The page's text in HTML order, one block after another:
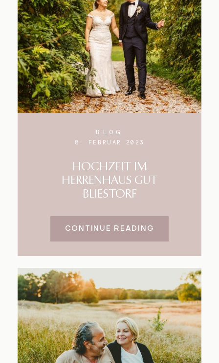
BLOG
8. FEBRUAR 2023
HOCHZEIT IM
HERRENHAUS GUT
BLIESTORF
CONTINUE READING
Blog
Impressum